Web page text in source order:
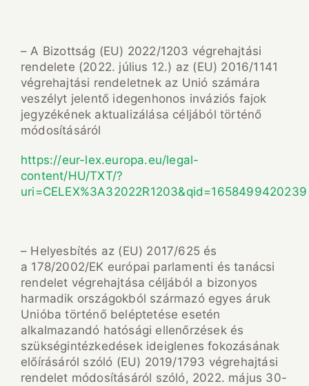
– A Bizottság (EU) 2022/1203 végrehajtási
rendelete (2022. július 12.) az (EU) 2016/1141
végrehajtási rendeletnek az Unió számára
veszélyt jelentő idegenhonos inváziós fajok
jegyzékének aktualizálása céljából történő
módosításáról
https://eur-lex.europa.eu/legal-
content/HU/TXT/?
uri=CELEX%3A32022R1203&qid=1658499420239
– Helyesbítés az (EU) 2017/625 és
a 178/2002/EK európai parlamenti és tanácsi
rendelet végrehajtása céljából a bizonyos
harmadik országokból származó egyes áruk
Unióba történő beléptetése esetén
alkalmazandó hatósági ellenőrzések és
szükségintézkedések ideiglenes fokozásának
előírásáról szóló (EU) 2019/1793 végrehajtási
rendelet módosításáról szóló, 2022. május 30-